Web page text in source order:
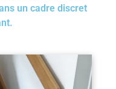
un cadre discret